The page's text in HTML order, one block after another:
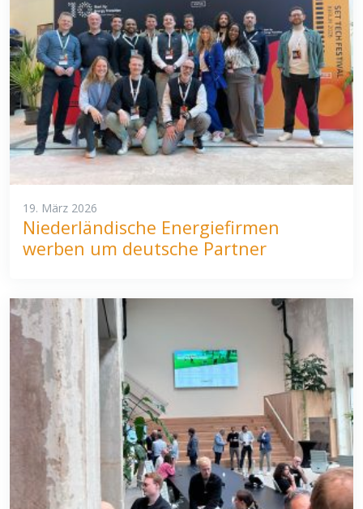
19. März 2026
Niederländische Energiefirmen
werben um deutsche Partner